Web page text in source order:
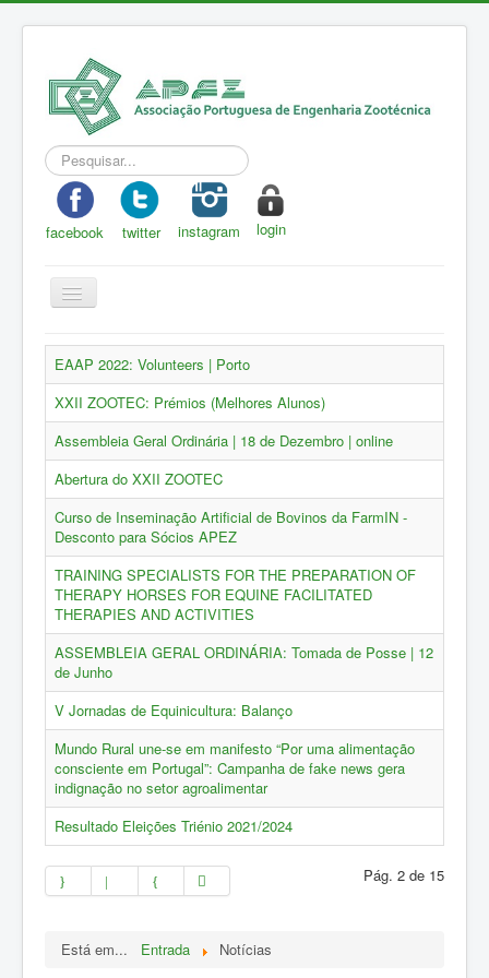
Pesquisar...
facebook twitter instagram login
Toggle
Navigation
APEZ
A Zootecnia
Notícias
Eventos
ZOOTEC
RPZ
Loja
Contactos
Sócios
EAAP 2022: Volunteers | Porto
XXII ZOOTEC: Prémios (Melhores Alunos)
Assembleia Geral Ordinária | 18 de Dezembro | online
Abertura do XXII ZOOTEC
Curso de Inseminação Artificial de Bovinos da FarmIN -
Desconto para Sócios APEZ
TRAINING SPECIALISTS FOR THE PREPARATION OF
THERAPY HORSES FOR EQUINE FACILITATED
THERAPIES AND ACTIVITIES
ASSEMBLEIA GERAL ORDINÁRIA: Tomada de Posse | 12
de Junho
V Jornadas de Equinicultura: Balanço
Mundo Rural une-se em manifesto “Por uma alimentação
consciente em Portugal”: Campanha de fake news gera
indignação no setor agroalimentar
Resultado Eleições Triénio 2021/2024
Pág. 2 de 15
Está em... Entrada Notícias